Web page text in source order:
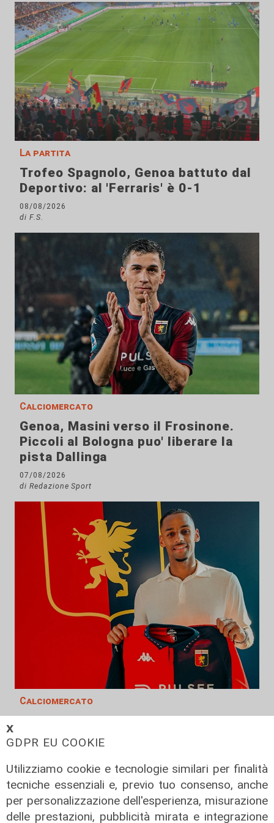
𝗫
GDPR EU COOKIE
Utilizziamo cookie e tecnologie similari per finalità
tecniche essenziali e, previo tuo consenso, anche
per personalizzazione dell'esperienza, misurazione
delle prestazioni, pubblicità mirata e integrazione
La partita
Trofeo Spagnolo, Genoa battuto dal
Deportivo: al 'Ferraris' è 0-1
08/08/2026
di F.S.
Calciomercato
Genoa, Masini verso il Frosinone.
Piccoli al Bologna puo' liberare la
pista Dallinga
07/08/2026
di Redazione Sport
Calciomercato
Genoa, ufficiale il colpo Sow. E
Vogliacco va alla Cremonese
di Filippo Serio